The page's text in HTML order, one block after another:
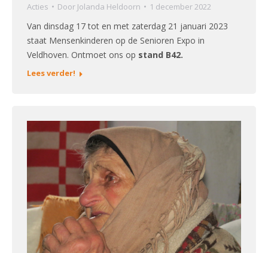
Acties Door Jolanda Heldoorn 1 december 2022
Van dinsdag 17 tot en met zaterdag 21 januari 2023
staat Mensenkinderen op de Senioren Expo in
Veldhoven. Ontmoet ons op stand B42.
Lees verder!